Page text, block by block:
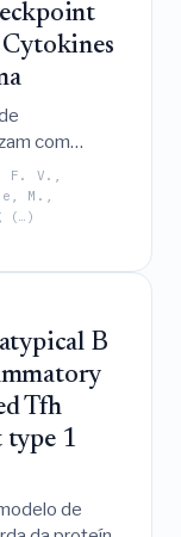
com
de
duradoura
locais e
F. V.,
M.,
(…)
B
Tfh
type 1
de